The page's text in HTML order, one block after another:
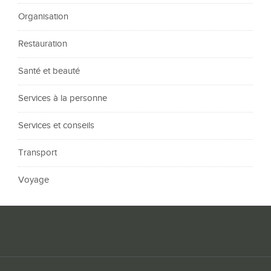
Organisation
Restauration
Santé et beauté
Services à la personne
Services et conseils
Transport
Voyage